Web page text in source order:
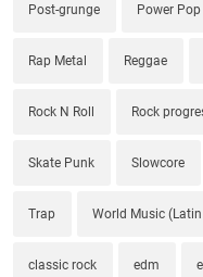
Post-grunge Power Pop
Rap Metal Reggae
Rock N Roll Rock
Skate Punk Slowcore
Trap World Music
classic rock edm